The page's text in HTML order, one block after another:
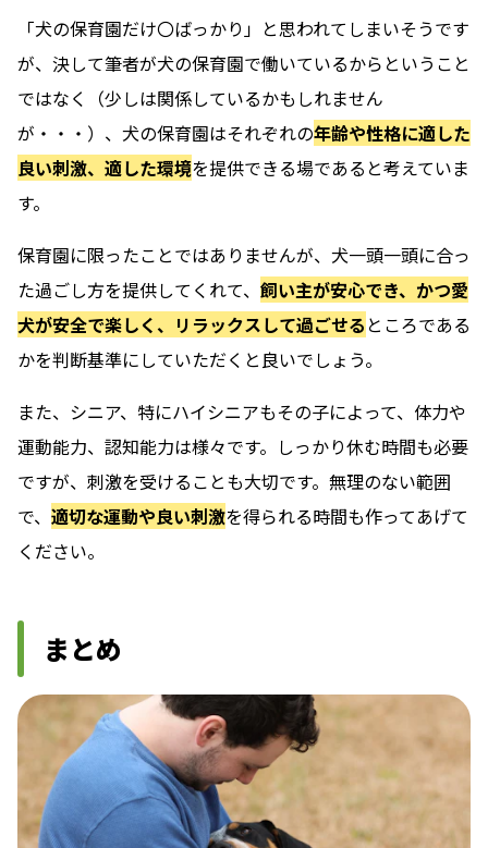
「犬の保育園だけ〇ばっかり」と思われてしまいそうです
が、決して筆者が犬の保育園で働いているからということ
ではなく（少しは関係しているかもしれません
が・・・）、犬の保育園はそれぞれの年齢や性格に適した
良い刺激、適した環境を提供できる場であると考えていま
す。
保育園に限ったことではありませんが、犬一頭一頭に合っ
た過ごし方を提供してくれて、 飼い主が安心でき、かつ愛
犬が安全で楽しく、リラックスして過ごせる ところである
かを判断基準にしていただくと良いでしょう。
また、シニア、特にハイシニアもその子によって、体力や
運動能力、認知能力は様々です。しっかり休む時間も必要
ですが、刺激を受けることも大切です。無理のない範囲
で、 適切な運動や良い刺激を得られる時間も作ってあげて
ください。
まとめ